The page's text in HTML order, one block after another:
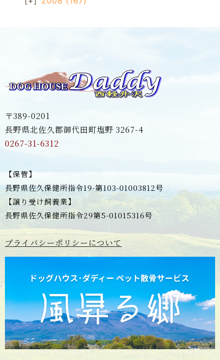
〒389-0201
長野県北佐久郡御代田町塩野 3267-4
0267-31-6312
【保管】
長野県佐久保健所指令19-第103-01003812号
【譲り受け飼養業】
長野県佐久保健所指令29第5-01015316号
プライバシーポリシーについて